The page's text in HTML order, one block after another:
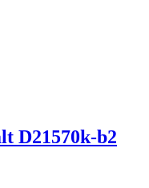
D21570k-b2